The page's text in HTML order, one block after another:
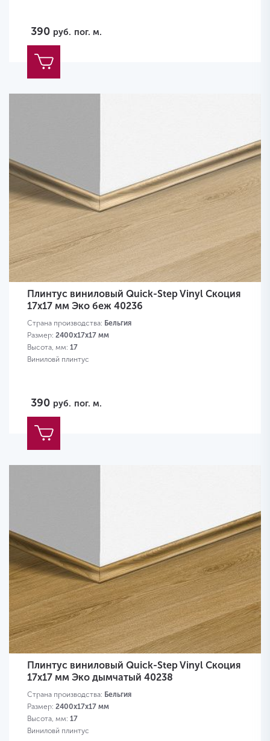
390 руб. пог. м.
Плинтус виниловый Quick-Step Vinyl Скоция
17х17 мм Эко беж 40236
Страна производства: Бельгия
Размер: 2400х17х17 мм
Высота, мм: 17
Виниловй плинтус
390 руб. пог. м.
Плинтус виниловый Quick-Step Vinyl Скоция
17х17 мм Эко дымчатый 40238
Страна производства: Бельгия
Размер: 2400х17х17 мм
Высота, мм: 17
Виниловй плинтус